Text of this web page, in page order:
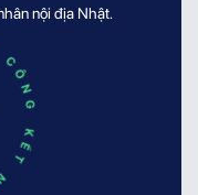
nội địa Nhật.